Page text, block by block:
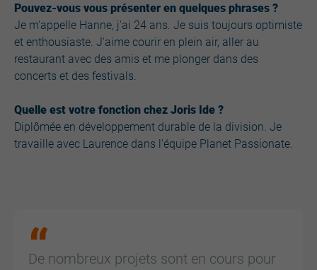
Pouvez-vous vous présenter en quelques phrases ?
Je m'appelle Hanne, j'ai 24 ans. Je suis toujours optimiste
et enthousiaste. J'aime courir en plein air, aller au
restaurant avec des amis et me plonger dans des
concerts et des festivals.
Quelle est votre fonction chez Joris Ide ?
Diplômée en développement durable de la division. Je
travaille avec Laurence dans l'équipe Planet Passionate.
De nombreux projets sont en cours pour